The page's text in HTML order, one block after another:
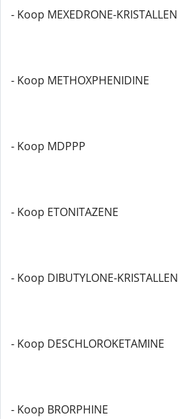
- Koop MEXEDRONE-KRISTALLEN
- Koop METHOXPHENIDINE
- Koop MDPPP
- Koop ETONITAZENE
- Koop DIBUTYLONE-KRISTALLEN
- Koop DESCHLOROKETAMINE
- Koop BRORPHINE